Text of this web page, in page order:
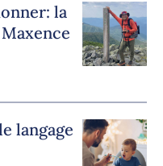
la
langage